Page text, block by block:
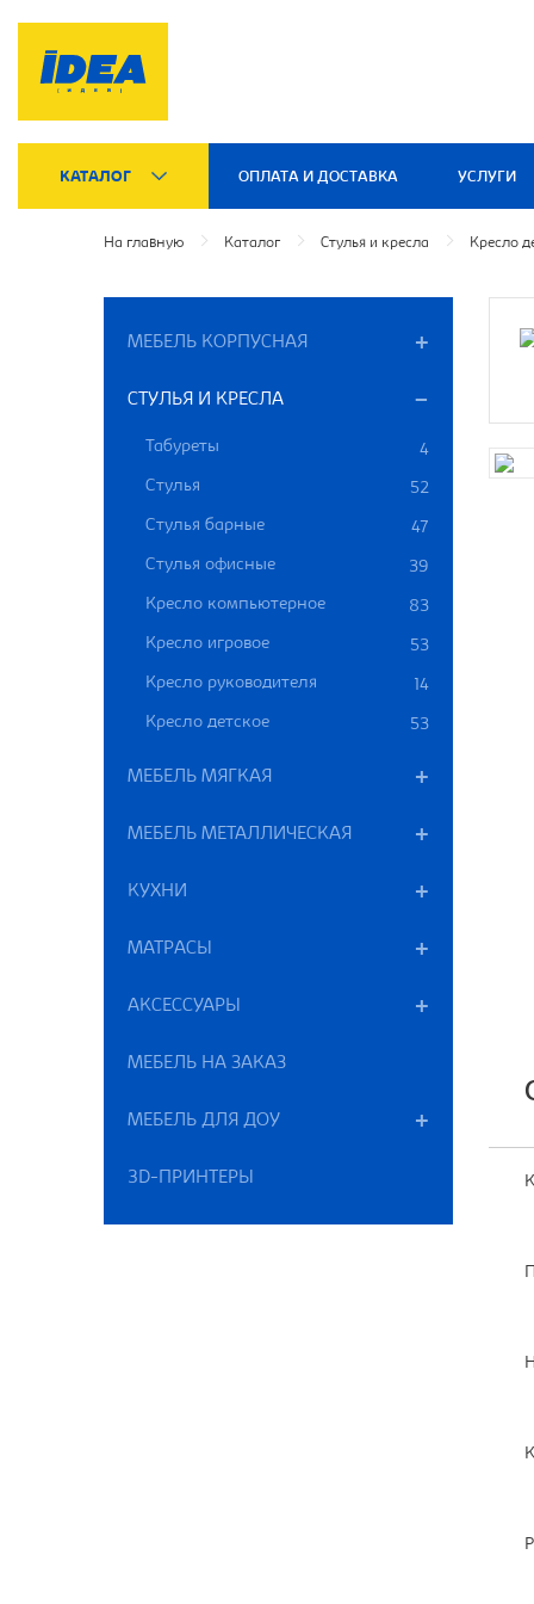
КАТАЛОГ ОПЛАТА И ДОСТАВКА УСЛУГИ
На главную Каталог Стулья и кресла Кресло
МЕБЕЛЬ КОРПУСНАЯ
СТУЛЬЯ И КРЕСЛА
Табуреты
4
Стулья
52
Стулья барные 47
Стулья офисные 39
Кресло компьютерное 83
Кресло игровое 53
Кресло руководителя 14
Кресло детское 53
МЕБЕЛЬ МЯГКАЯ
МЕБЕЛЬ МЕТАЛЛИЧЕСКАЯ
КУХНИ
МАТРАСЫ
АКСЕССУАРЫ
МЕБЕЛЬ НА ЗАКАЗ
МЕБЕЛЬ ДЛЯ ДОУ
3D-ПРИНТЕРЫ